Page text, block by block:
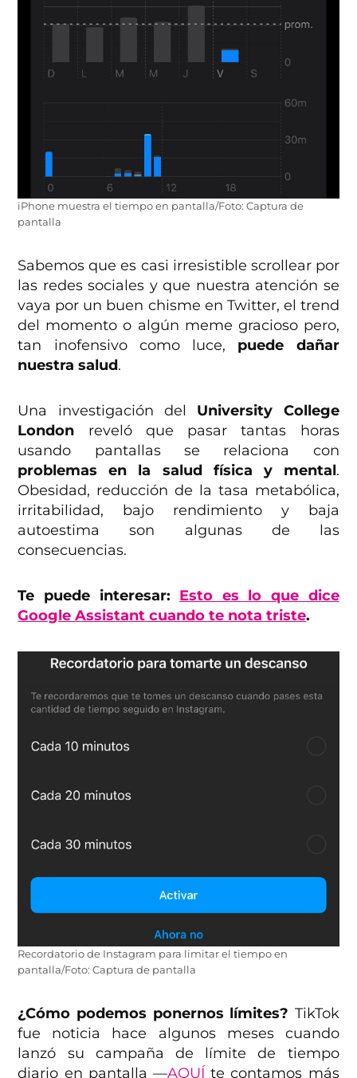
iPhone muestra el tiempo en pantalla/Foto: Captura de
pantalla
Sabemos que es casi irresistible scrollear por
las redes sociales y que nuestra atención se
vaya por un buen chisme en Twitter, el trend
del momento o algún meme gracioso pero,
tan inofensivo como luce, puede dañar
nuestra salud.
Una investigación del University College
London reveló que pasar tantas horas
usando pantallas se relaciona con
problemas en la salud física y mental.
Obesidad, reducción de la tasa metabólica,
irritabilidad, bajo rendimiento y baja
autoestima son algunas de las
consecuencias.
Te puede interesar: Esto es lo que dice
Google Assistant cuando te nota triste.
Recordatorio de Instagram para limitar el tiempo en
pantalla/Foto: Captura de pantalla
¿Cómo podemos ponernos límites? TikTok
fue noticia hace algunos meses cuando
lanzó su campaña de límite de tiempo
diario en pantalla —AQUÍte contamos más